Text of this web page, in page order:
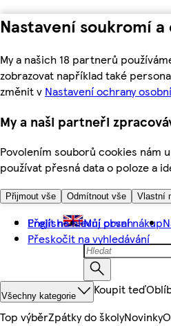
Nastavení soukromí
My a našich 18 partnerů
zobrazovat například také
změnit v Nastavení ochrany
My a naši partneři
Povolením souborů cookies nám
používat přesná data o poloze a
Přijmout vše Odmítnout vše Vlastní
Přejít na hlavní obsah
Přeskočit na vyhledávání
English Můj první nákup
Všechny kategorie Koupit teď
Top výběrZpátky do školyNovinky